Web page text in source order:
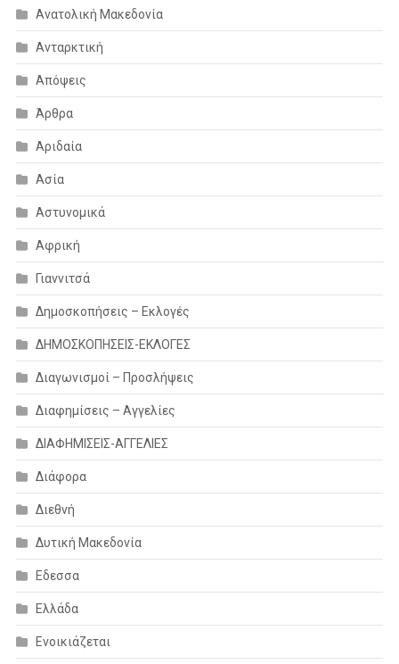
Ανατολική Μακεδονία
Ανταρκτική
Απόψεις
Άρθρα
Αριδαία
Ασία
Αστυνομικά
Αφρική
Γιαννιτσά
Δημοσκοπήσεις – Εκλογές
ΔΗΜΟΣΚΟΠΗΣΕΙΣ-ΕΚΛΟΓΕΣ
Διαγωνισμοί – Προσλήψεις
Διαφημίσεις – Αγγελίες
ΔΙΑΦΗΜΙΣΕΙΣ-ΑΓΓΕΛΙΕΣ
Διάφορα
Διεθνή
Δυτική Μακεδονία
Εδεσσα
Ελλάδα
Ενοικιάζεται